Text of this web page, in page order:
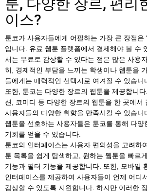
툰, 다양한 장르, 편리
이스?
툰코가 사용자들에게 어필하는 가장 큰 장점은
입니다. 유료 웹툰 플랫폼에서 결제해야 볼 수
서는 무료로 감상할 수 있다는 점은 많은 사용
히, 경제적인 부담을 느끼는 학생이나 웹툰을
들에게는 매력적인 선택지로 여겨질 수 있습니
또한, 툰코는 다양한 장르의 웹툰을 제공합니
션, 코미디 등 다양한 장르의 웹툰을 한 곳에서
사용자들의 다양한 취향을 만족시킬 수 있습니
웹툰을 선호하는 사용자들은 툰코를 통해 다양
기회를 얻을 수 있습니다.
툰코의 인터페이스는 사용자 편의성을 고려하
툰 목록을 쉽게 탐색하고, 원하는 웹툰을 빠르
기능과 필터 기능을 제공합니다. 또한, 모바일
인터페이스를 제공하여 사용자들이 언제 어디
감상할 수 있도록 지원합니다. 하지만 이러한